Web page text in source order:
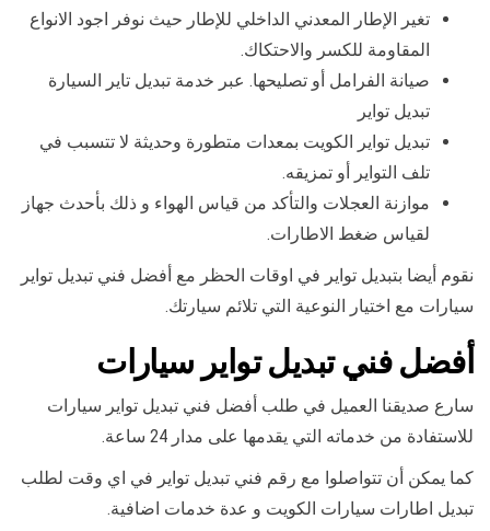
تغير الإطار المعدني الداخلي للإطار حيث نوفر اجود الانواع
المقاومة للكسر والاحتكاك.
صيانة الفرامل أو تصليحها. عبر خدمة تبديل تاير السيارة
تبديل تواير
تبديل تواير الكويت بمعدات متطورة وحديثة لا تتسبب في
تلف التواير أو تمزيقه.
موازنة العجلات والتأكد من قياس الهواء و ذلك بأحدث جهاز
لقياس ضغط الاطارات.
نقوم أيضا بتبديل تواير في اوقات الحظر مع أفضل فني تبديل تواير
سيارات مع اختيار النوعية التي تلائم سيارتك.
أفضل فني تبديل تواير سيارات
سارع صديقنا العميل في طلب أفضل فني تبديل تواير سيارات
للاستفادة من خدماته التي يقدمها على مدار 24 ساعة.
كما يمكن أن تتواصلوا مع رقم فني تبديل تواير في اي وقت لطلب
تبديل اطارات سيارات الكويت و عدة خدمات اضافية.